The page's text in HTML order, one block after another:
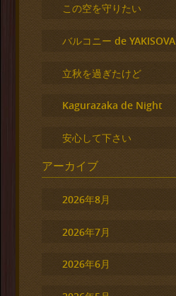
この空を守りたい
バルコニー de YAKISOVA
立秋を過ぎたけど
Kagurazaka de Night
安心して下さい
アーカイブ
2026年8月
2026年7月
2026年6月